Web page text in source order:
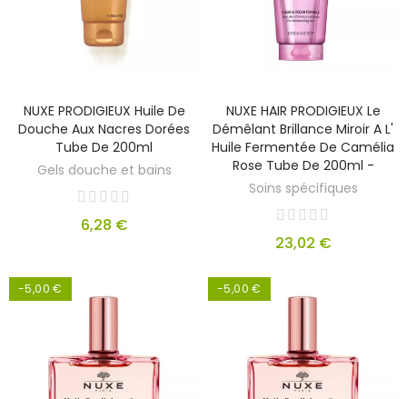
NUXE PRODIGIEUX Huile De
Douche Aux Nacres Dorées
Tube De 200ml
Gels douche et bains
6,28 €
NUXE HAIR PRODIGIEUX Le
Démêlant Brillance Miroir A L'
Huile Fermentée De Camélia
Rose Tube De 200ml -
Soins spécifiques
23,02 €
-5,00 € -5,00 €